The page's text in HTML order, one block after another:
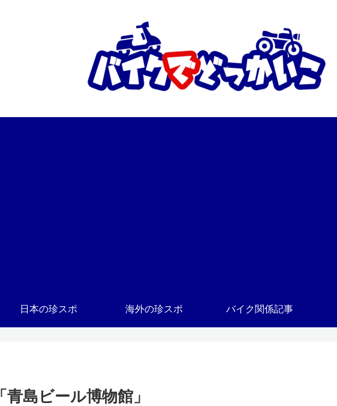
日本の珍スポ 海外の珍スポ バイク関係記事
島ビール博物館」